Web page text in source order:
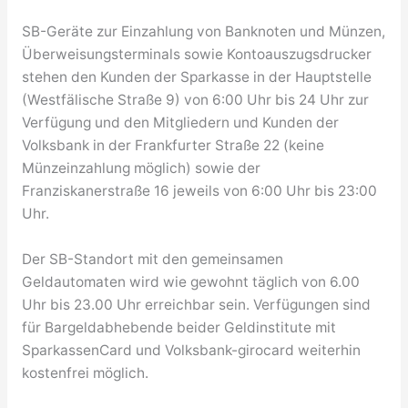
SB-Geräte zur Einzahlung von Banknoten und Münzen,
Überweisungsterminals sowie Kontoauszugsdrucker
stehen den Kunden der Sparkasse in der Hauptstelle
(Westfälische Straße 9) von 6:00 Uhr bis 24 Uhr zur
Verfügung und den Mitgliedern und Kunden der
Volksbank in der Frankfurter Straße 22 (keine
Münzeinzahlung möglich) sowie der
Franziskanerstraße 16 jeweils von 6:00 Uhr bis 23:00
Uhr.
Der SB-Standort mit den gemeinsamen
Geldautomaten wird wie gewohnt täglich von 6.00
Uhr bis 23.00 Uhr erreichbar sein. Verfügungen sind
für Bargeldabhebende beider Geldinstitute mit
SparkassenCard und Volksbank-girocard weiterhin
kostenfrei möglich.